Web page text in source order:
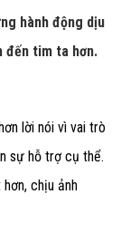
hành động dịu
đến tim ta hơn.
lời nói vì vai trò
sự hỗ trợ cụ thể.
chịu ảnh